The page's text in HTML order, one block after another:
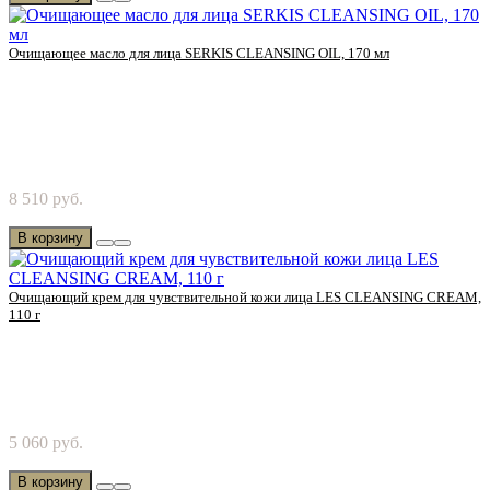
Очищающее масло для лица SERKIS CLEANSING OIL, 170 мл
удаляет стойкий макияж. Содержит мягкое пр..
8 510 руб.
В корзину
Очищающий крем для чувствительной кожи лица LES CLEANSING CREAM,
110 г
Chanson Cosmetics! Мягкое молочное ощущение,..
5 060 руб.
В корзину